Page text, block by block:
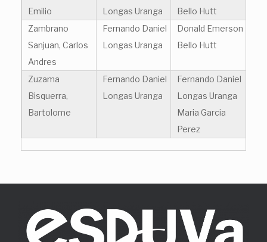
Emilio
Longas Uranga
Bello Hutt
Zambrano
Sanjuan, Carlos
Andres
Fernando Daniel
Longas Uranga
Donald Emerson
Bello Hutt
Zuzama
Bisquerra,
Bartolome
Fernando Daniel
Longas Uranga
Fernando Daniel
Longas Uranga
Maria Garcia
Perez